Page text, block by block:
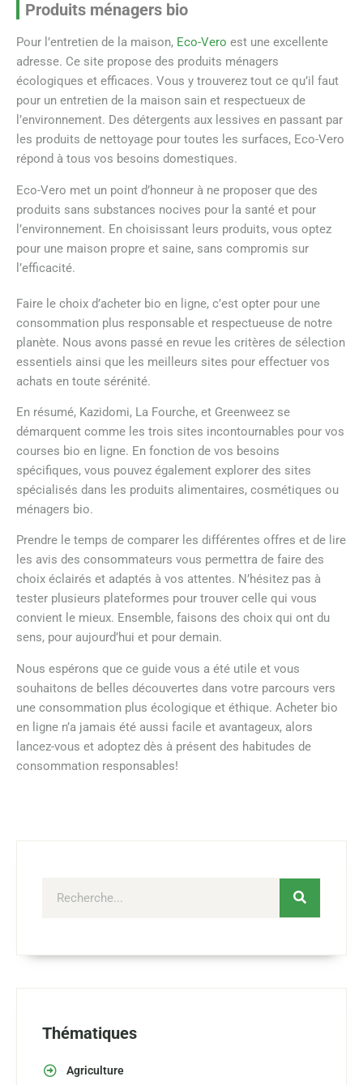
Produits ménagers bio
Pour l’entretien de la maison, Eco-Vero est une excellente
adresse. Ce site propose des produits ménagers
écologiques et efficaces. Vous y trouverez tout ce qu’il faut
pour un entretien de la maison sain et respectueux de
l’environnement. Des détergents aux lessives en passant par
les produits de nettoyage pour toutes les surfaces, Eco-Vero
répond à tous vos besoins domestiques.
Eco-Vero met un point d’honneur à ne proposer que des
produits sans substances nocives pour la santé et pour
l’environnement. En choisissant leurs produits, vous optez
pour une maison propre et saine, sans compromis sur
l’efficacité.
Faire le choix d’acheter bio en ligne, c’est opter pour une
consommation plus responsable et respectueuse de notre
planète. Nous avons passé en revue les critères de sélection
essentiels ainsi que les meilleurs sites pour effectuer vos
achats en toute sérénité.
En résumé, Kazidomi, La Fourche, et Greenweez se
démarquent comme les trois sites incontournables pour vos
courses bio en ligne. En fonction de vos besoins
spécifiques, vous pouvez également explorer des sites
spécialisés dans les produits alimentaires, cosmétiques ou
ménagers bio.
Prendre le temps de comparer les différentes offres et de lire
les avis des consommateurs vous permettra de faire des
choix éclairés et adaptés à vos attentes. N’hésitez pas à
tester plusieurs plateformes pour trouver celle qui vous
convient le mieux. Ensemble, faisons des choix qui ont du
sens, pour aujourd’hui et pour demain.
Nous espérons que ce guide vous a été utile et vous
souhaitons de belles découvertes dans votre parcours vers
une consommation plus écologique et éthique. Acheter bio
en ligne n’a jamais été aussi facile et avantageux, alors
lancez-vous et adoptez dès à présent des habitudes de
consommation responsables!
Thématiques
Agriculture